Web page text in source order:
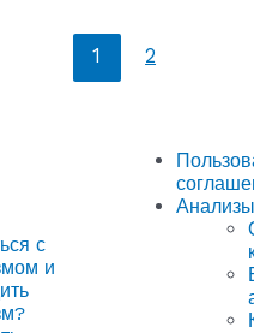
1 2
с
и
Анализы